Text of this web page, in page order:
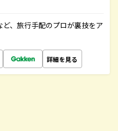
、旅行手配のプロが裏技をア
詳細を見る